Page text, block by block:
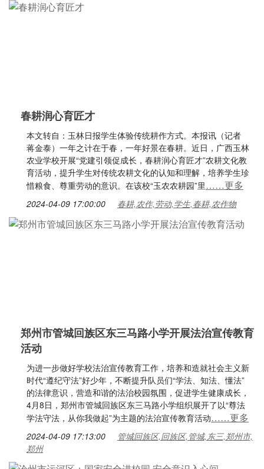
春耕润心育匠才
本文转自：玉林日报学生体验传统耕作方式。本报讯（记者
蒋金泰）一年之计在于春，一年好景在春耕。近日，广西玉林
农业学校开展“党建引领促成长，春耕润心育匠才”农耕文化教
育活动，提升学生对传统农耕文化的认知和理解，培养学生珍
惜粮食、尊重劳动的意识。在该校“玉农农耕园”里……更多
2024-04-09 17:00:00 春耕,农作,劳动,学生,春耕,农作物
郑州市管城回族区东三马路小学开展法治宣传教育
活动
为进一步做好学校法治宣传教育工作，培养和造就社会主义新
时代“遵纪守法”好少年，不断提升队员们“学法、知法、懂法”
的法律意识，营造和谐的法治校园氛围，促进学生健康成长，
4月8日，郑州市管城回族区东三马路小学组织展开了以“尊法
学法守法，从你我做起”为主题的法治宣传教育活动……更多
2024-04-09 17:13:00
管城回族区,回族区,管城,东三,郑州市,
郑州